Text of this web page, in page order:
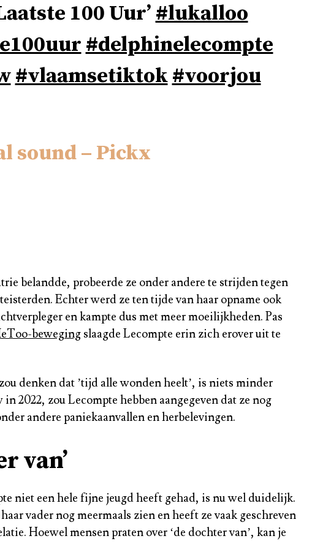
100 Uur’#lukalloo
#delphinelecompte
#vlaamsetiktok#voorjou
sound – Pickx
belandde, probeerde ze onder andere te strijden tegen
Echter werd ze ten tijde van haar opname ook
en kampte dus met meer moeilijkheden. Pas
beweging slaagde Lecompte erin zich erover uit te
denken dat ’tijd alle wonden heelt’, is niets minder
2022, zou Lecompte hebben aangegeven dat ze nog
andere paniekaanvallen en herbelevingen.
van’
niet een hele fijne jeugd heeft gehad, is nu wel duidelijk.
vader nog meermaals zien en heeft ze vaak geschreven
Hoewel mensen praten over ‘de dochter van’, kan je